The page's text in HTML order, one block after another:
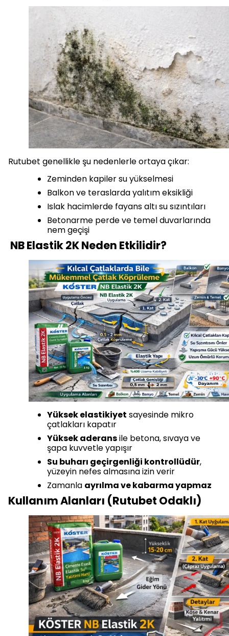
Rutubet genellikle şu nedenlerle ortaya çıkar:
Zeminden kapiler su yükselmesi
Balkon ve teraslarda yalıtım eksikliği
Islak hacimlerde fayans altı su sızıntıları
Betonarme perde ve temel duvarlarında
nem geçişi
NB Elastik 2K Neden Etkilidir?
Yüksek elastikiyet sayesinde mikro
çatlakları kapatır
Yüksek aderansile betona, sıvaya ve
şapa kuvvetle yapışır
Su buharı geçirgenliği kontrollüdür,
yüzeyin nefes almasına izin verir
Zamanla ayrılma ve kabarma yapmaz
Kullanım Alanları (Rutubet Odaklı)